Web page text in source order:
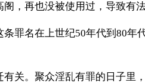
，再也没被使用过，导致有
条罪名在上世纪50年代到80年
有关。聚众淫乱有罪的日子里